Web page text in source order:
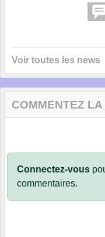
Voir toutes les news
COMMENTEZ LA
Connectez-vous
commentaires.